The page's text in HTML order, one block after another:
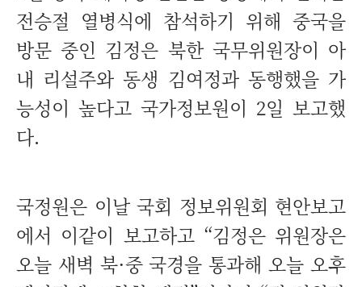
전승절 열병식에 참석하기 위해 중국을
방문 중인 김정은 북한 국무위원장이 아
내 리설주와 동생 김여정과 동행했을 가
능성이 높다고 국가정보원이 2일 보고했
다.
국정원은 이날 국회 정보위원회 현안보고
에서 이같이 보고하고 “김정은 위원장은
오늘 새벽 북·중 국경을 통과해 오늘 오후